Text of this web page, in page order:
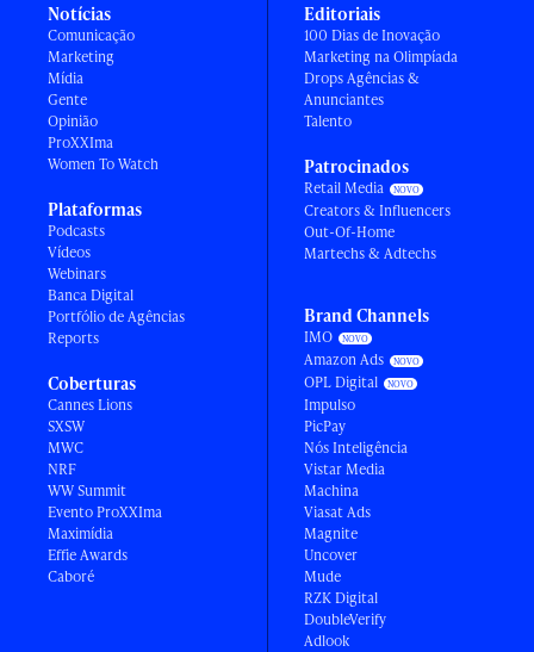
Notícias
Comunicação
Marketing
Mídia
Gente
Opinião
ProXXIma
Women To Watch
Plataformas
Podcasts
Vídeos
Webinars
Banca Digital
Portfólio de Agências
Reports
Coberturas
Cannes Lions
SXSW
MWC
NRF
WW Summit
Evento ProXXIma
Maximídia
Effie Awards
Caboré
Editoriais
100 Dias de Inovação
Marketing na Olimpíada
Drops Agências &
Anunciantes
Talento
Patrocinados
Retail Media
Creators & Influencers
Out-Of-Home
Martechs & Adtechs
Brand Channels
IMO
Amazon Ads
OPL Digital
Impulso
PicPay
Nós Inteligência
Vistar Media
Machina
Viasat Ads
Magnite
Uncover
Mude
RZK Digital
DoubleVerify
Adlook